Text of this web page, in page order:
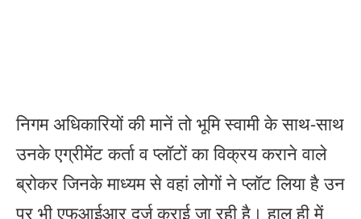
निगम अधिकारियों की मानें तो भूमि स्वामी के साथ-साथ
उनके एग्रीमेंट कर्ता व प्लॉटों का विक्रय कराने वाले
ब्रोकर जिनके माध्यम से वहां लोगों ने प्लॉट लिया है उन
पर भी एफआईआर दर्ज कराई जा रही है। हाल ही में